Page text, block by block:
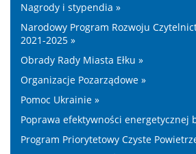
Nagrody i stypendia »
Narodowy Program Rozwoju
2021-2025 »
Obrady Rady Miasta Ełku »
Organizacje Pozarządowe »
Pomoc Ukrainie »
Poprawa efektywności energetycznej
Program Priorytetowy Czyste